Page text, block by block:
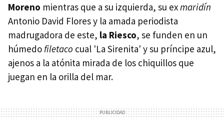
Moreno mientras que a su izquierda, su exmaridín
Antonio David Flores y la amada periodista
madrugadora de este, la Riesco, se funden en un
húmedo filetaco cual 'La Sirenita' y su príncipe azul,
ajenos a la atónita mirada de los chiquillos que
juegan en la orilla del mar.